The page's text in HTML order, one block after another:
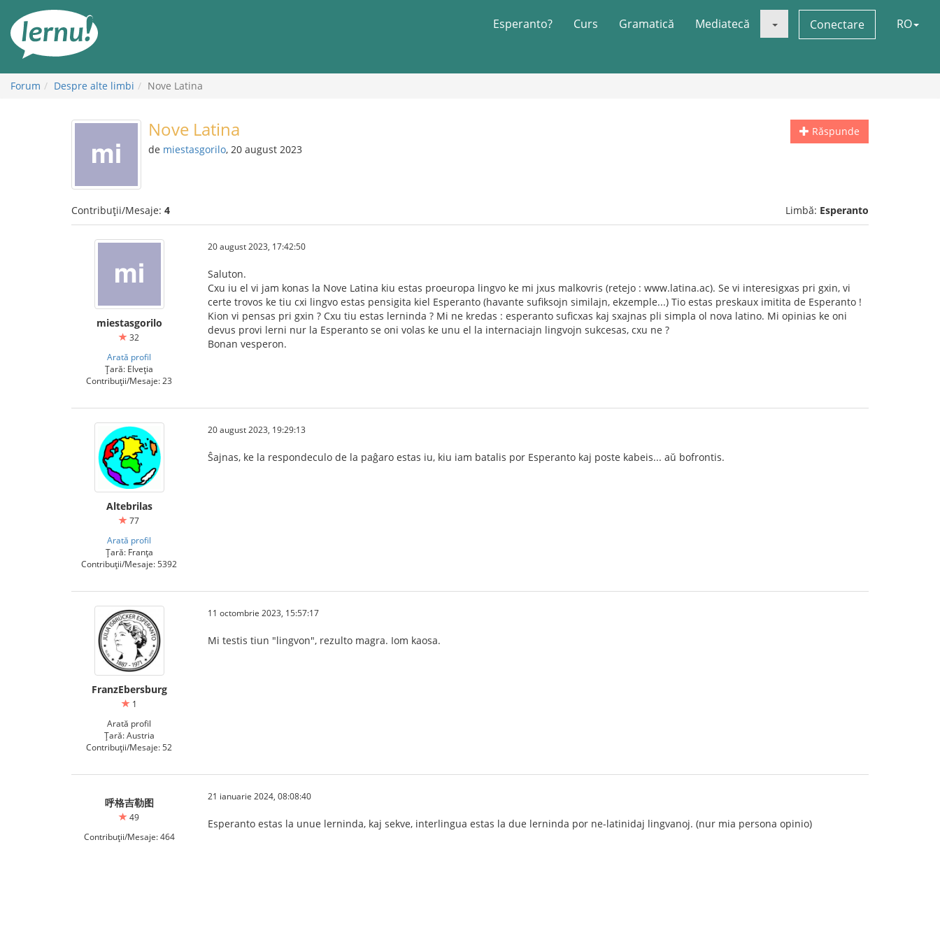
conținut
Esperanto? Curs Gramatică Mediatecă Conectare RO
Forum Despre alte limbi Nove Latina
Răspunde
Nove Latina
de miestasgorilo, 20 august 2023
Contribuții/Mesaje: 4 Limbă: Esperanto
miestasgorilo
32
Arată profil
Țară: Elveția
Contribuții/Mesaje: 23
20 august 2023, 17:42:50
Saluton.
Cxu iu el vi jam konas la Nove Latina kiu estas proeuropa lingvo ke mi jxus malkovris (retejo : www.latina.ac). Se vi interesigxas pri gxin, vi
certe trovos ke tiu cxi lingvo estas pensigita kiel Esperanto (havante sufiksojn similajn, ekzemple...) Tio estas preskaux imitita de Esperanto !
Kion vi pensas pri gxin ? Cxu tiu estas lerninda ? Mi ne kredas : esperanto suficxas kaj sxajnas pli simpla ol nova latino. Mi opinias ke oni
devus provi lerni nur la Esperanto se oni volas ke unu el la internaciajn lingvojn sukcesas, cxu ne ?
Bonan vesperon.
Altebrilas
77
Arată profil
Țară: Franța
Contribuții/Mesaje: 5392
20 august 2023, 19:29:13
Ŝajnas, ke la respondeculo de la paĝaro estas iu, kiu iam batalis por Esperanto kaj poste kabeis... aŭ bofrontis.
FranzEbersburg
1
Arată profil
Țară: Austria
Contribuții/Mesaje: 52
11 octombrie 2023, 15:57:17
Mi testis tiun "lingvon", rezulto magra. Iom kaosa.
呼格吉勒图
49
Contribuții/Mesaje: 464
21 ianuarie 2024, 08:08:40
Esperanto estas la unue lerninda, kaj sekve, interlingua estas la due lerninda por ne-latinidaj lingvanoj. (nur mia persona opinio)